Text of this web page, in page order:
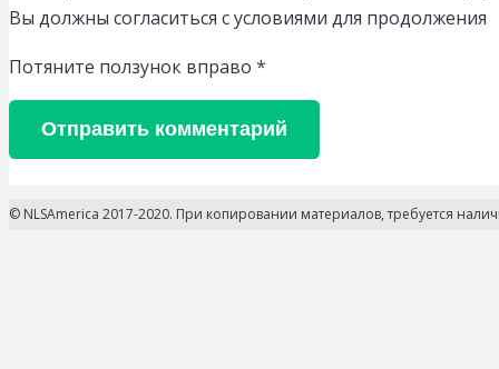
Вы должны согласиться с условиями для продолжения
Потяните ползунок вправо *
Отправить комментарий
© NLSAmerica 2017-2020. При копировании материалов, требуется